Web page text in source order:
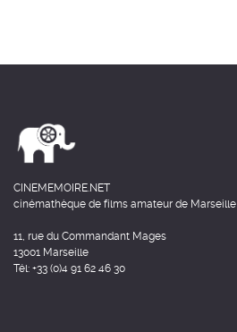
CINEMEMOIRE.NET
cinémathèque de films amateur de Marseille
11, rue du Commandant Mages
13001 Marseille
Tél: +33 (0)4 91 62 46 30